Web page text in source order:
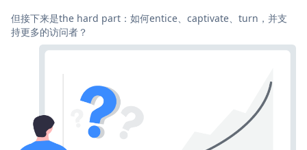
但接下来是the hard part：如何entice、captivate、turn，并支
持更多的访问者？